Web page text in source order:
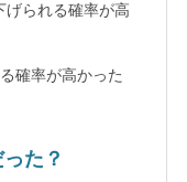
げられる確率が高
確率が高かった
た？